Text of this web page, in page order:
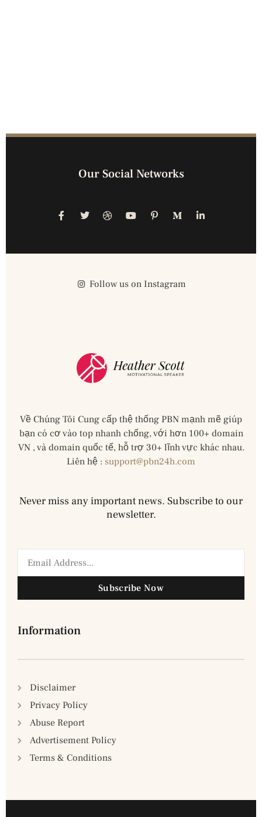
Our Social Networks
Follow us on Instagram
Về Chúng Tôi Cung cấp thệ thống PBN mạnh mẽ giúp
bạn có cơ vào top nhanh chống, với hơn 100+ domain
VN , và domain quốc tế, hỗ trợ 30+ lĩnh vực khác nhau.
Liên hệ : support@pbn24h.com
Never miss any important news. Subscribe to our
newsletter.
Subscribe Now
Information
Disclaimer
Privacy Policy
Abuse Report
Advertisement Policy
Terms & Conditions